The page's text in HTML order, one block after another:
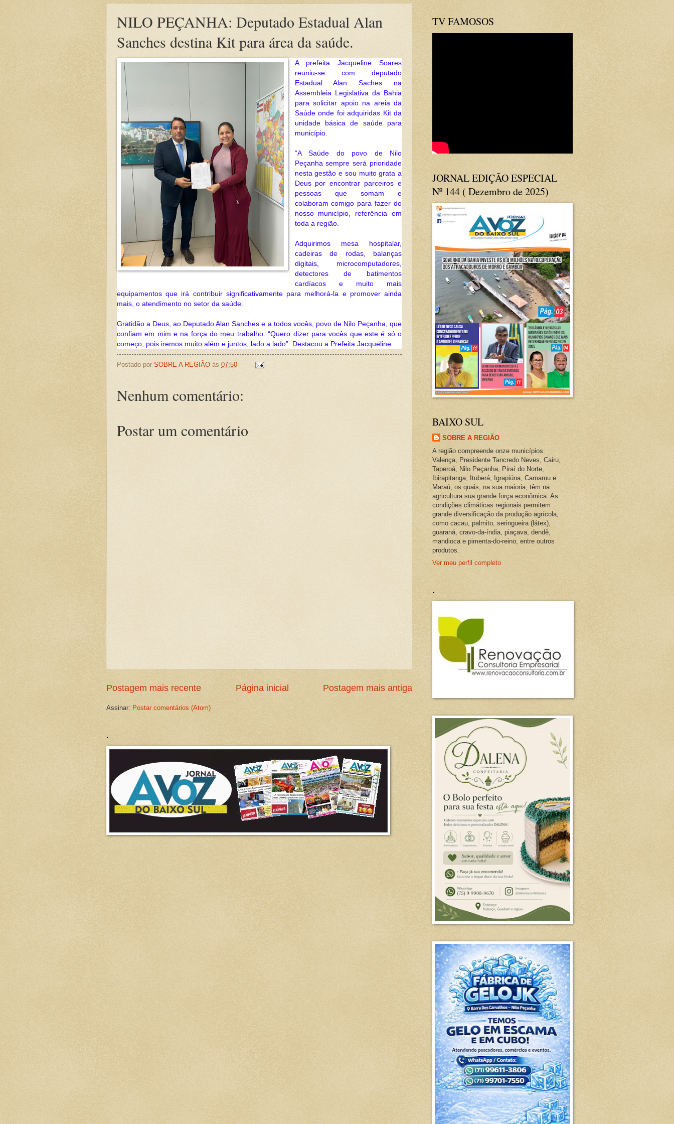
NILO PEÇANHA: Deputado Estadual Alan
Sanches destina Kit para área da saúde.
A prefeita Jacqueline Soares
reuniu-se com deputado
Estadual Alan Saches na
Assembleia Legislativa da Bahia
para solicitar apoio na areia da
Saúde onde foi adquiridas Kit da
unidade básica de saúde para
município.
“A Saúde do povo de Nilo
Peçanha sempre será prioridade
nesta gestão e sou muito grata a
Deus por encontrar parceiros e
pessoas que somam e
colaboram comigo para fazer do
nosso município, referência em
toda a região.
Adquirimos mesa hospitalar,
cadeiras de rodas, balanças
digitais, microcomputadores,
detectores de batimentos
cardíacos e muito mais
equipamentos que irá contribuir significativamente para melhorá-la e promover ainda
mais, o atendimento no setor da saúde.
Gratidão a Deus, ao Deputado Alan Sanches e a todos vocês, povo de Nilo Peçanha, que
confiam em mim e na força do meu trabalho. “Quero dizer para vocês que este é só o
começo, pois iremos muito além e juntos, lado a lado”. Destacou a Prefeita Jacqueline.
Postado por SOBRE A REGIÃO às 07:50
Nenhum comentário:
Postar um comentário
Postagem mais recente Postagem mais antiga
Página inicial
Assinar: Postar comentários (Atom)
.
TV FAMOSOS
JORNAL EDIÇÃO ESPECIAL
Nº 144 ( Dezembro de 2025)
BAIXO SUL
SOBRE A REGIÃO
A região compreende onze municípios:
Valença, Presidente Tancredo Neves, Cairu,
Taperoá, Nilo Peçanha, Piraí do Norte,
Ibirapitanga, Ituberá, Igrapiúna, Camamu e
Maraú, os quais, na sua maioria, têm na
agricultura sua grande força econômica. As
condições climáticas regionais permitem
grande diversificação da produção agrícola,
como cacau, palmito, seringueira (látex),
guaraná, cravo-da-índia, piaçava, dendê,
mandioca e pimenta-do-reino, entre outros
produtos.
Ver meu perfil completo
.